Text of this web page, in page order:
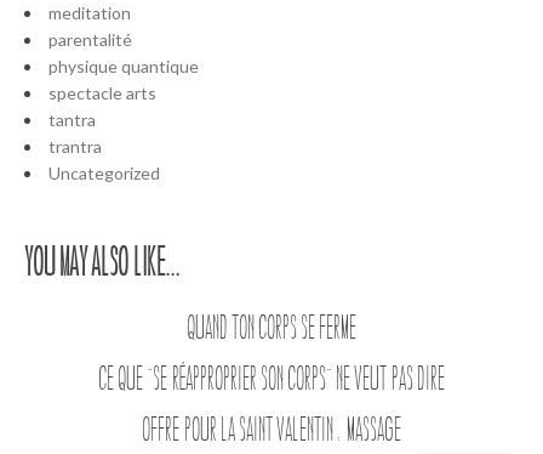
meditation
parentalité
physique quantique
spectacle arts
tantra
trantra
Uncategorized
You may also like...
Quand ton corps se ferme
Ce que “se réapproprier son corps” ne veut pas dire
Offre pour la Saint Valentin : Massage